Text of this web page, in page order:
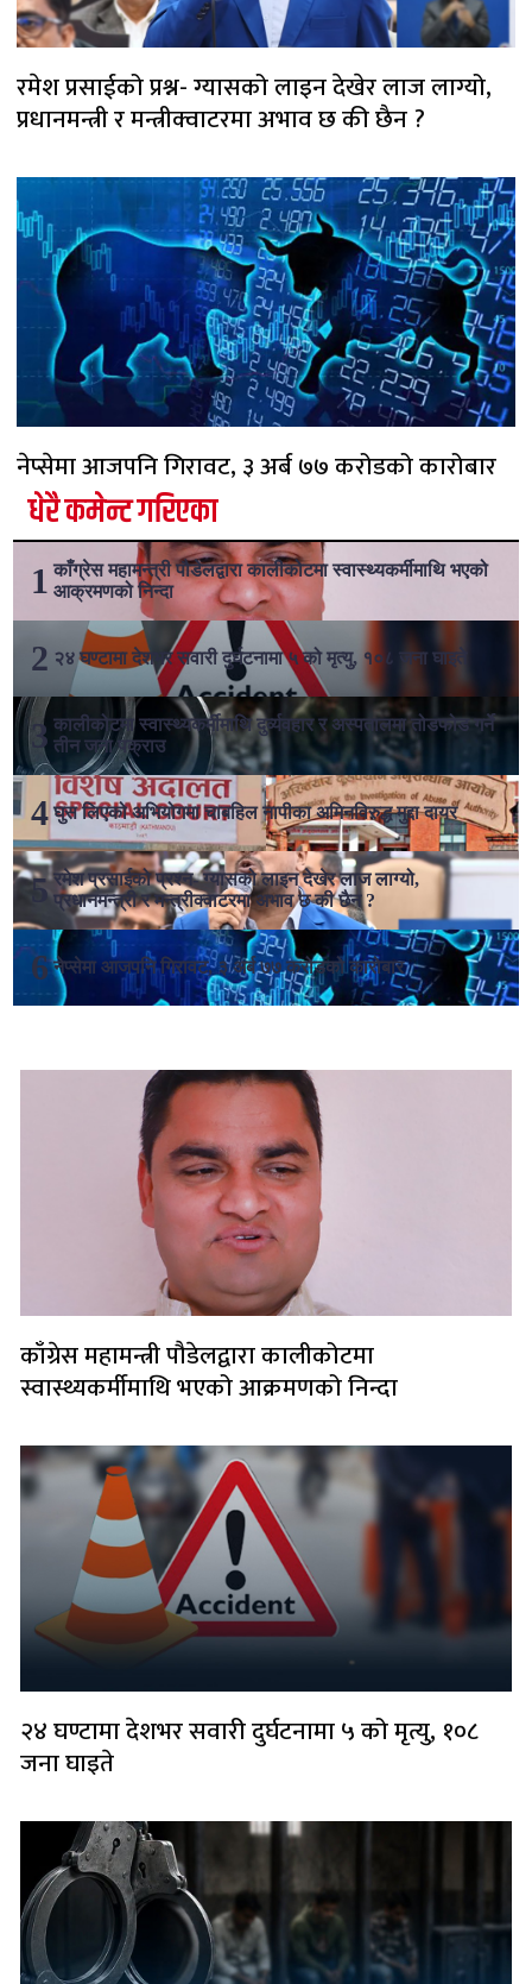
रमेश प्रसाईको प्रश्न- ग्यासको लाइन देखेर लाज लाग्यो,
प्रधानमन्त्री र मन्त्रीक्वाटरमा अभाव छ की छैन ?
नेप्सेमा आजपनि गिरावट, ३ अर्ब ७७ करोडको कारोबार
धेरै कमेन्ट गरिएका
काँग्रेस महामन्त्री पौडेलद्वारा कालीकोटमा स्वास्थ्यकर्मीमाथि भएको
आक्रमणको निन्दा
२४ घण्टामा देशभर सवारी दुर्घटनामा ५ को मृत्यु, १०८ जना घाइते
कालीकोटमा स्वास्थ्यकर्मीमाथि दुर्व्यवहार र अस्पतालमा तोडफोड गर्ने
तीन जना पक्राउ
घुस लिएको अभियोगमा चाबहिल नापीका अमिनविरुद्ध मुद्दा दायर
रमेश प्रसाईको प्रश्न- ग्यासको लाइन देखेर लाज लाग्यो,
प्रधानमन्त्री र मन्त्रीक्वाटरमा अभाव छ की छैन ?
नेप्सेमा आजपनि गिरावट, ३ अर्ब ७७ करोडको कारोबार
काँग्रेस महामन्त्री पौडेलद्वारा कालीकोटमा
स्वास्थ्यकर्मीमाथि भएको आक्रमणको निन्दा
२४ घण्टामा देशभर सवारी दुर्घटनामा ५ को मृत्यु, १०८
जना घाइते